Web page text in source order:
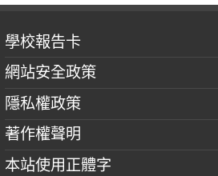
學校報告卡
網站安全政策
隱私權政策
著作權聲明
本站使用正體字